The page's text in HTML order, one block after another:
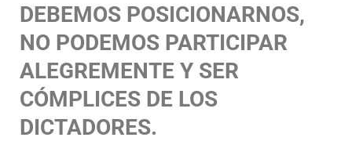
DEBEMOS POSICIONARNOS,
NO PODEMOS PARTICIPAR
ALEGREMENTE Y SER
CÓMPLICES DE LOS
DICTADORES.